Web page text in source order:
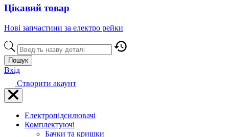
Цікавий товар
Нові запчастини за електро рейки
Пошук
Вхід
Створити акаунт
Електропідсилювачі
Комплектуючі
Бачки та кришки